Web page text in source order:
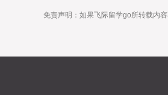
免责声明：如果飞际留学go所转载内